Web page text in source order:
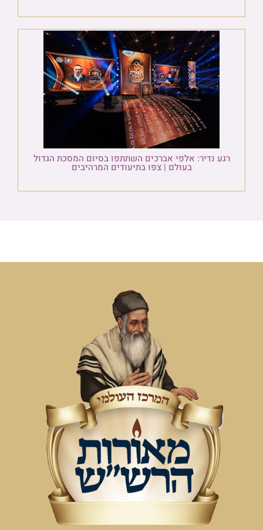
רגע נדיר: אלפי אברכים השתתפו בסיום המסכת הגדול
בעולם | צפו בתיעודים המרהיבים